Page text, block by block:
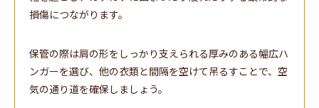
損傷につながります。
保管の際は肩の形をしっかり支えられる厚みのある幅広ハ
ンガーを選び、他の衣類と間隔を空けて吊るすことで、空
気の通り道を確保しましょう。